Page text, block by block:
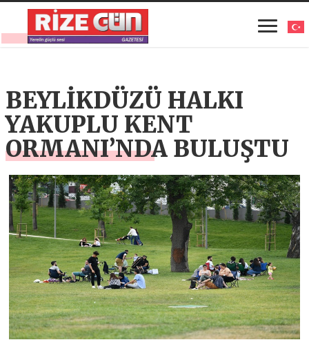
BEYLİKDÜZÜ HALKI
YAKUPLU KENT
ORMANI’NDA BULUŞTU